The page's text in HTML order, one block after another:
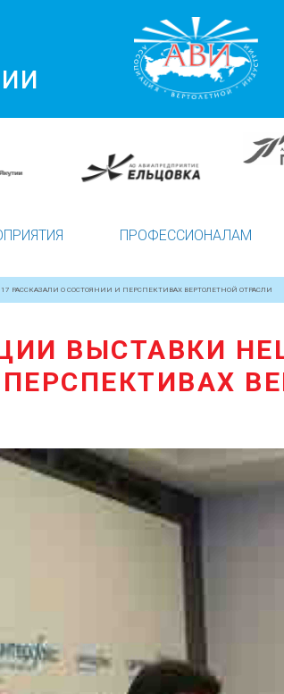
ПРОФЕССИОНАЛАМ
РАССКАЗАЛИ О СОСТОЯНИИ И ПЕРСПЕКТИВАХ ВЕРТОЛЕТНОЙ ОТРАСЛИ
ВЫСТАВКИ